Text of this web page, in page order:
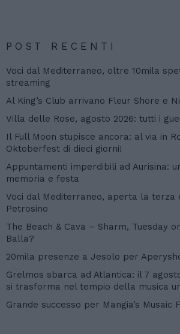
POST RECENTI
Voci dal Mediterraneo, oltre 10mila
streaming
Al King’s Club arrivano Fleur Shore e
Villa delle Rose, agosto 2026: tutti i
Il Full Moon stupisce ancora: al via in
Oktoberfest di dieci giorni!
Appuntamenti imperdibili ad Aurisina:
memoria e festa
Voci dal Mediterraneo, aperta la terza
Petrosino
The Beach & Cava – Sharm, Tuesday
Balla?
20mila presenze a Jesolo per
Grelmos sbarca ad Atlantica: il 7
si trasforma nel tempio della musica
Grande successo per Mangia’s Musaic